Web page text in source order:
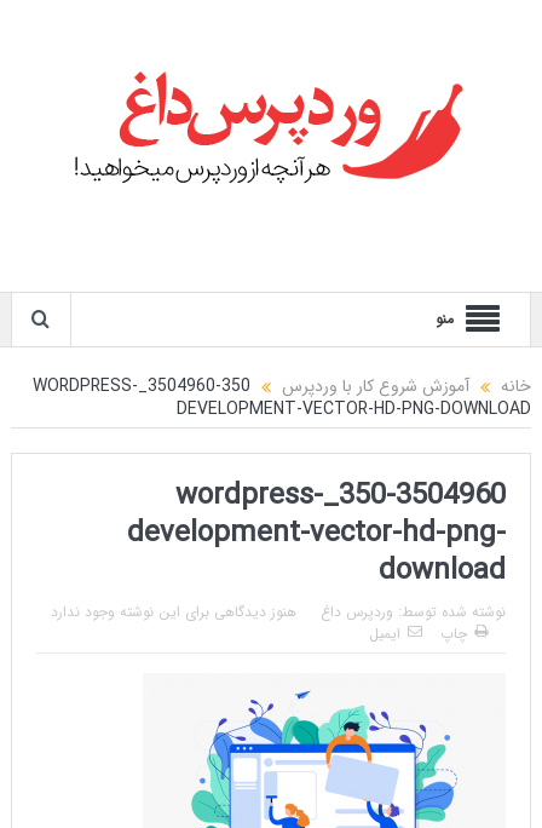
منو
خانه آموزش شروع کار با وردپرس
350-3504960_WORDPRESS-
DEVELOPMENT-VECTOR-HD-PNG-DOWNLOAD
350-3504960_wordpress-
development-vector-hd-png-
download
نوشته شده توسط: وردپرس داغ
هنوز دیدگاهی برای این نوشته وجود ندارد
چاپ
ایمیل